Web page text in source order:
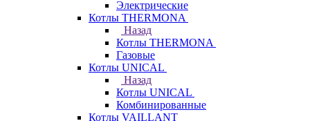
Электрические
Котлы THERMONA
Назад
Котлы THERMONA
Газовые
Котлы UNICAL
Назад
Котлы UNICAL
Комбинированные
Котлы VAILLANT